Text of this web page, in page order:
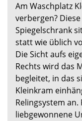
Am Waschplatz
verbergen?
Spiegelschrank
statt wie üblich
Die Sicht aufs
Rechts wird das
begleitet, in das
Kleinkram
Relingsystem
liebgewonnene